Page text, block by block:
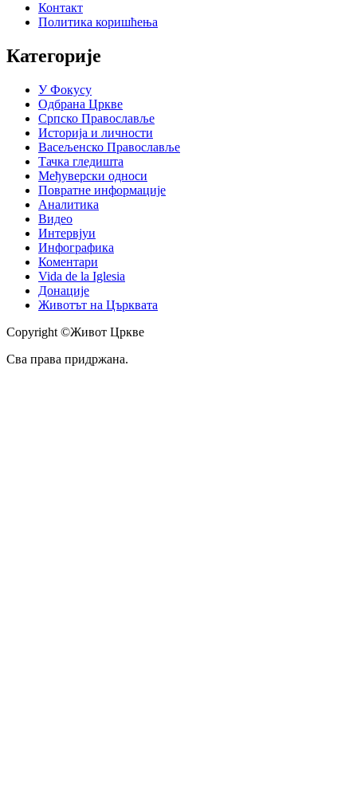
Контакт
Политика коришћења
Категорије
У Фокусу
Одбрана Цркве
Српско Православље
Историја и личности
Васељенско Православље
Тачка гледишта
Међуверски односи
Повратне информације
Аналитика
Видео
Интервјуи
Инфографика
Коментари
Vida de la Iglesia
Донације
Животът на Църквата
Copyright ©Живот Цркве
Сва права придржана.